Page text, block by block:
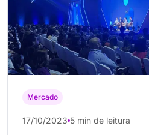
Mercado
17/10/2023 5 min de leitura